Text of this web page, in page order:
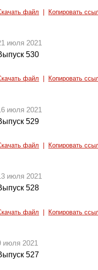
файл Копировать
июля 2021
530
файл Копировать
июля 2021
529
файл Копировать
июля 2021
528
файл Копировать
июля 2021
527